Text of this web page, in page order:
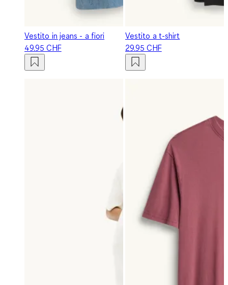
Vestito in jeans - a fiori
49.95 CHF
Vestito a t-shirt
29.95 CHF